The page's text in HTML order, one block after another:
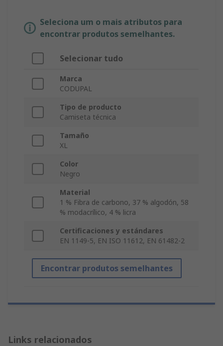
Seleciona um o mais atributos para
encontrar produtos semelhantes.
Selecionar tudo
Marca
CODUPAL
Tipo de producto
Camiseta técnica
Tamaño
XL
Color
Negro
Material
1 % Fibra de carbono, 37 % algodón, 58
% modacrílico, 4 % licra
Certificaciones y estándares
EN 1149-5, EN ISO 11612, EN 61482-2
Encontrar produtos semelhantes
Links relacionados